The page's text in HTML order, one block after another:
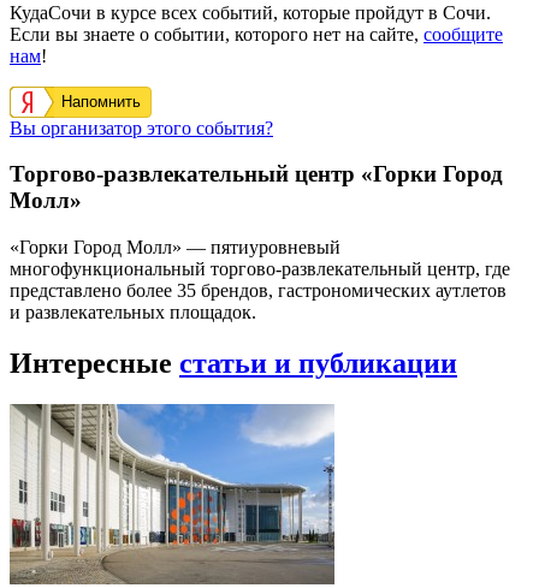
КудаСочи в курсе всех событий, которые пройдут в Сочи.
Если вы знаете о событии, которого нет на сайте, сообщите
нам!
Напомнить
Вы организатор этого события?
Торгово-развлекательный центр «Горки Город
Молл»
«Горки Город Молл» — пятиуровневый
многофункциональный торгово-развлекательный центр, где
представлено более 35 брендов, гастрономических аутлетов
и развлекательных площадок.
Интересные статьи и публикации